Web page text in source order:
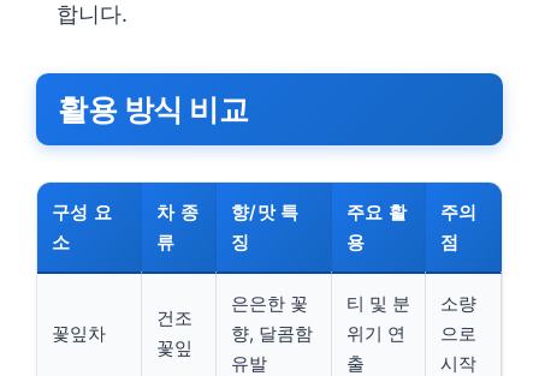
합니다.
활용 방식 비교
구성 요
소
차 종
류
향/맛 특
징
주요 활
용
주의
점
꽃잎차
건조
꽃잎
은은한 꽃
향, 달콤함
유발
티 및 분
위기 연
출
소량
으로
시작